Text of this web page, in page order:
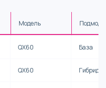
Модель
QX60 База
QX60 Гибрид